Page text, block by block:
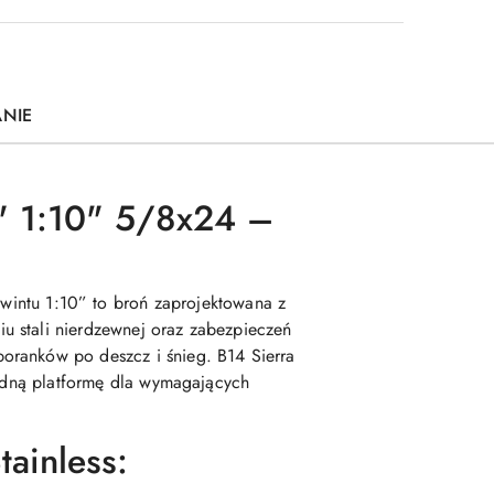
1:10" 5/8x24 –
1:10” to broń zaprojektowana z
stali nierdzewnej oraz zabezpieczeń
po deszcz i śnieg. B14 Sierra
platformę dla wymagających